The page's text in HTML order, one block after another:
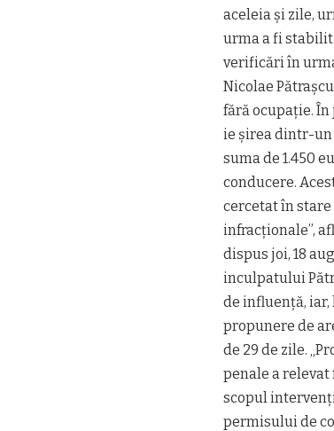
aceleia și zile,
urma a fi
verificări în
Nicolae
fără ocupație.
ie șirea dintr-un
suma de 1.450
conducere.
cercetat în
infracționale”,
dispus joi, 18
inculpatului
de influență, iar,
propunere de
de 29 de zile.
penale a
scopul
permisului de